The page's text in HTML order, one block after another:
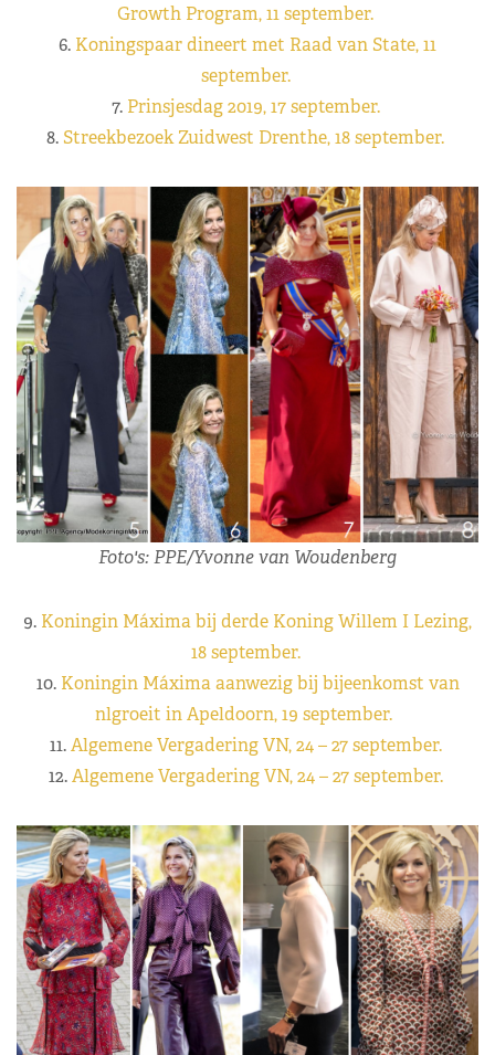
Growth Program, 11 september.
6. Koningspaar dineert met Raad van State, 11
september.
7. Prinsjesdag 2019, 17 september.
8. Streekbezoek Zuidwest Drenthe, 18 september.
Foto's: PPE/Yvonne van Woudenberg
9. Koningin Máxima bij derde Koning Willem I Lezing,
18 september.
10. Koningin Máxima aanwezig bij bijeenkomst van
nlgroeit in Apeldoorn, 19 september.
11.Algemene Vergadering VN, 24 – 27 september.
12.Algemene Vergadering VN, 24 – 27 september.